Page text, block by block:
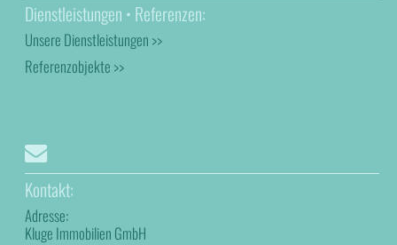
Dienstleistungen • Referenzen:
Unsere Dienstleistungen >>
Referenzobjekte >>
Kontakt:
Adresse:
Kluge Immobilien GmbH